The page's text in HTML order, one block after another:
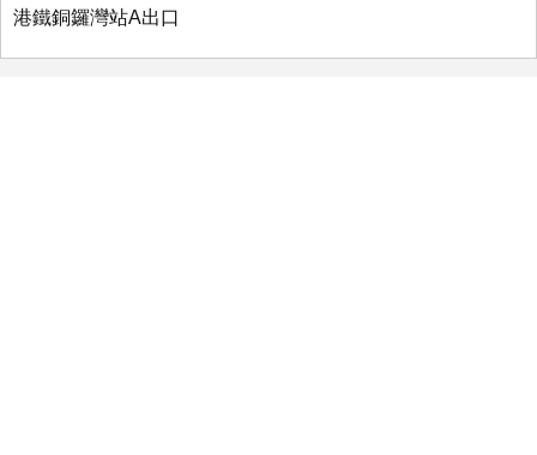
港鐵銅鑼灣站A出口